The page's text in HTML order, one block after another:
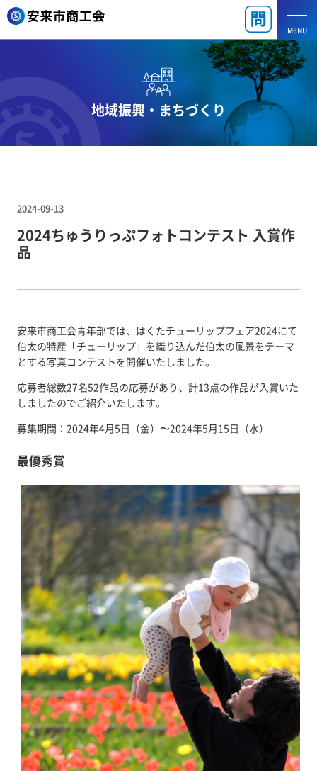
MENU
地域振興・まちづくり
2024-09-13
2024ちゅうりっぷフォトコンテスト 入賞作
品
安来市商工会青年部では、はくたチューリップフェア2024にて
伯太の特産「チューリップ」を織り込んだ伯太の風景をテーマ
とする写真コンテストを開催いたしました。
応募者総数27名52作品の応募があり、計13点の作品が入賞いた
しましたのでご紹介いたします。
募集期間：2024年4月5日（金）〜2024年5月15日（水）
最優秀賞